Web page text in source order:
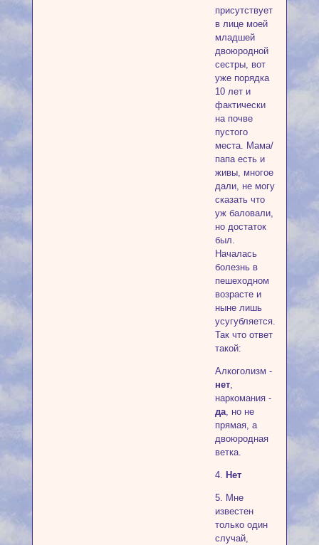
присутствует
в лице моей
младшей
двоюродной
сестры, вот
уже порядка
10 лет и
фактически
на почве
пустого
места. Мама/
папа есть и
живы, многое
дали, не могу
сказать что
уж баловали,
но достаток
был.
Началась
болезнь в
пешеходном
возрасте и
ныне лишь
усугубляется.
Так что ответ
такой:
Алкоголизм -
нет,
наркомания -
да, но не
прямая, а
двоюродная
ветка.
4. Нет
5. Мне
известен
только один
случай,